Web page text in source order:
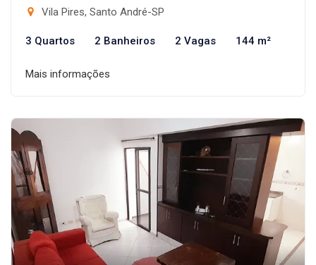
Vila Pires, Santo André-SP
3 Quartos 2 Banheiros 2 Vagas 144 m²
Mais informações